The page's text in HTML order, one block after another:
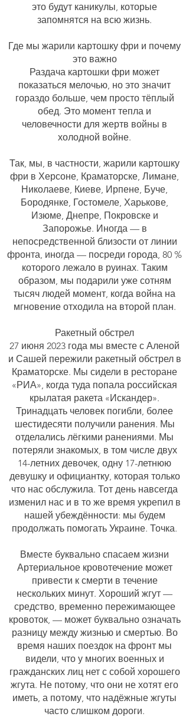
это будут каникулы, которые
запомнятся на всю жизнь.
Где мы жарили картошку фри и почему
это важно
Раздача картошки фри может
показаться мелочью, но это значит
гораздо больше, чем просто тёплый
обед. Это момент тепла и
человечности для жертв войны в
холодной войне.
Так, мы, в частности, жарили картошку
фри в Херсоне, Краматорске, Лимане,
Николаеве, Киеве, Ирпене, Буче,
Бородянке, Гостомеле, Харькове,
Изюме, Днепре, Покровске и
Запорожье. Иногда — в
непосредственной близости от линии
фронта, иногда — посреди города, 80 %
которого лежало в руинах. Таким
образом, мы подарили уже сотням
тысяч людей момент, когда война на
мгновение отходила на второй план.
Ракетный обстрел
27 июня 2023 года мы вместе с Аленой
и Сашей пережили ракетный обстрел в
Краматорске. Мы сидели в ресторане
«РИА», когда туда попала российская
крылатая ракета «Искандер».
Тринадцать человек погибли, более
шестидесяти получили ранения. Мы
отделались лёгкими ранениями. Мы
потеряли знакомых, в том числе двух
14-летних девочек, одну 17-летнюю
девушку и официантку, которая только
что нас обслужила. Тот день навсегда
изменил нас и в то же время укрепил в
нашей убеждённости: мы будем
продолжать помогать Украине. Точка.
Вместе буквально спасаем жизни
Артериальное кровотечение может
привести к смерти в течение
нескольких минут. Хороший жгут —
средство, временно пережимающее
кровоток, — может буквально означать
разницу между жизнью и смертью. Во
время наших поездок на фронт мы
видели, что у многих военных и
гражданских лиц нет с собой хорошего
жгута. Не потому, что они не хотят его
иметь, а потому, что надёжные жгуты
часто слишком дороги.